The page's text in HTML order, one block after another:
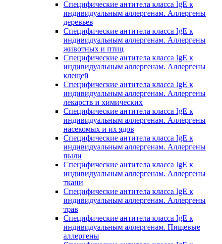
Специфические антитела класса IgE к
индивидуальным аллергенам. Аллергены
деревьев
Специфические антитела класса IgE к
индивидуальным аллергенам. Аллергены
животных и птиц
Специфические антитела класса IgE к
индивидуальным аллергенам. Аллергены
клещей
Специфические антитела класса IgE к
индивидуальным аллергенам. Аллергены
лекарств и химических
Специфические антитела класса IgE к
индивидуальным аллергенам. Аллергены
насекомых и их ядов
Специфические антитела класса IgE к
индивидуальным аллергенам. Аллергены
пыли
Специфические антитела класса IgE к
индивидуальным аллергенам. Аллергены
ткани
Специфические антитела класса IgE к
индивидуальным аллергенам. Аллергены
трав
Специфические антитела класса IgE к
индивидуальным аллергенам. Пищевые
аллергены